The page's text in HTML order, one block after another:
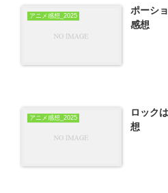
アニメ感想_2025
ポーシ
感想
アニメ感想_2025
ロック
想